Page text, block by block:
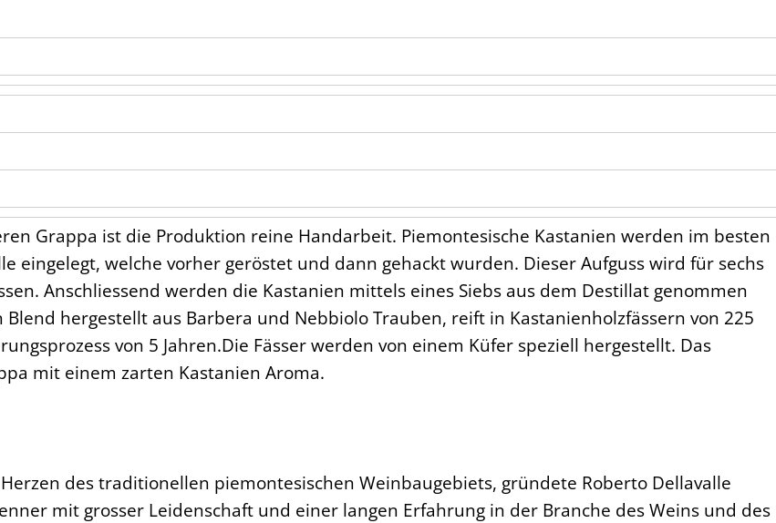
Grappa ist die Produktion reine Handarbeit. Piemontesische Kastanien werden im besten
eingelegt, welche vorher geröstet und dann gehackt wurden. Dieser Aufguss wird für sechs
Anschliessend werden die Kastanien mittels eines Siebs aus dem Destillat genommen
hergestellt aus Barbera und Nebbiolo Trauben, reift in Kastanienholzfässern von 225
von 5 Jahren.Die Fässer werden von einem Küfer speziell hergestellt. Das
mit einem zarten Kastanien Aroma.
des traditionellen piemontesischen Weinbaugebiets, gründete Roberto Dellavalle
mit grosser Leidenschaft und einer langen Erfahrung in der Branche des Weins und des